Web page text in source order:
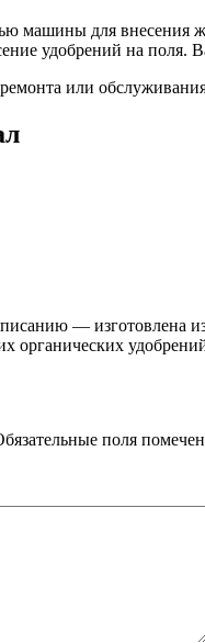
машины для внесения
удобрений на поля.
ремонта или
— изготовлена
органических
поля